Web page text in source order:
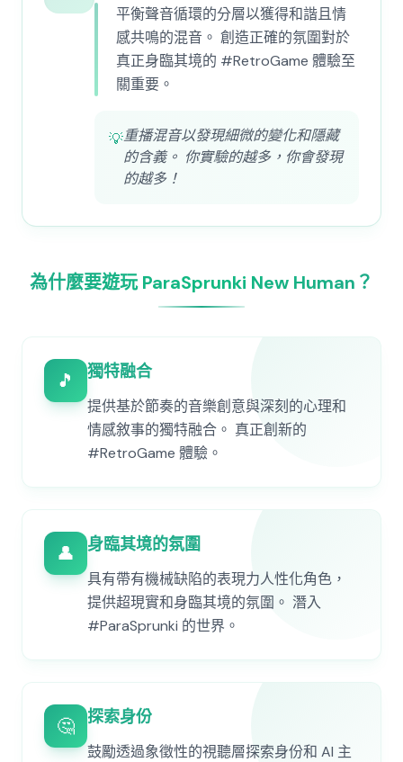
平衡聲音循環的分層以獲得和諧且情
感共鳴的混音。 創造正確的氛圍對於
真正身臨其境的 #RetroGame 體驗至
關重要。
💡重播混音以發現細微的變化和隱藏
的含義。 你實驗的越多，你會發現
的越多！
為什麼要遊玩 ParaSprunki New Human？
🎵 獨特融合
提供基於節奏的音樂創意與深刻的心理和
情感敘事的獨特融合。 真正創新的
#RetroGame 體驗。
👤 身臨其境的氛圍
具有帶有機械缺陷的表現力人性化角色，
提供超現實和身臨其境的氛圍。 潛入
#ParaSprunki 的世界。
🤔 探索身份
鼓勵透過象徵性的視聽層探索身份和 AI 主